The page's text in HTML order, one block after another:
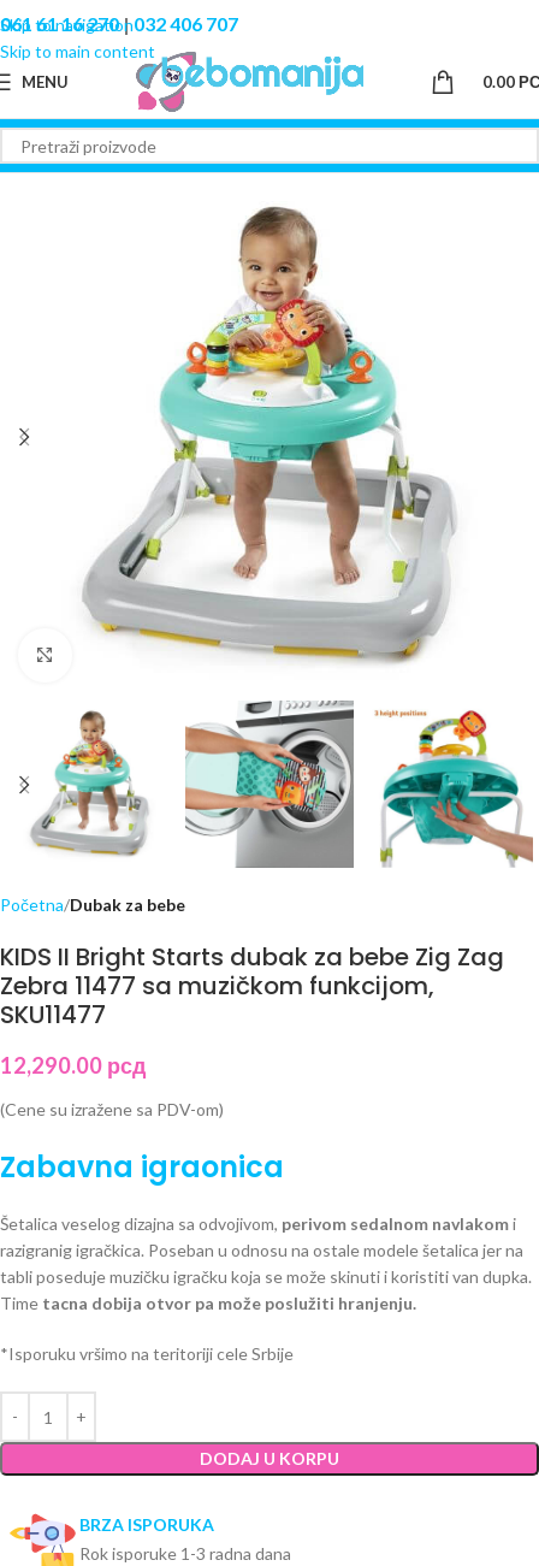
Skip to navigation
Skip to main content
061 61 16 270|032 406 707
MENU 0.00
Početna Dubak za bebe
KIDS II Bright Starts dubak za bebe Zig Zag
Zebra 11477 sa muzičkom funkcijom,
SKU11477
12,290.00 рсд
(Cene su izražene sa PDV-om)
Zabavna igraonica
Šetalica veselog dizajna sa odvojivom, perivom sedalnom navlakomi
razigranig igračkica. Poseban u odnosu na ostale modele šetalica jer na
tabli poseduje muzičku igračku koja se može skinuti i koristiti van dupka.
Time tacna dobija otvor pa može poslužiti hranjenju.
*Isporuku vršimo na teritoriji cele Srbije
DODAJ U KORPU
BRZA ISPORUKA
Rok isporuke 1-3 radna dana